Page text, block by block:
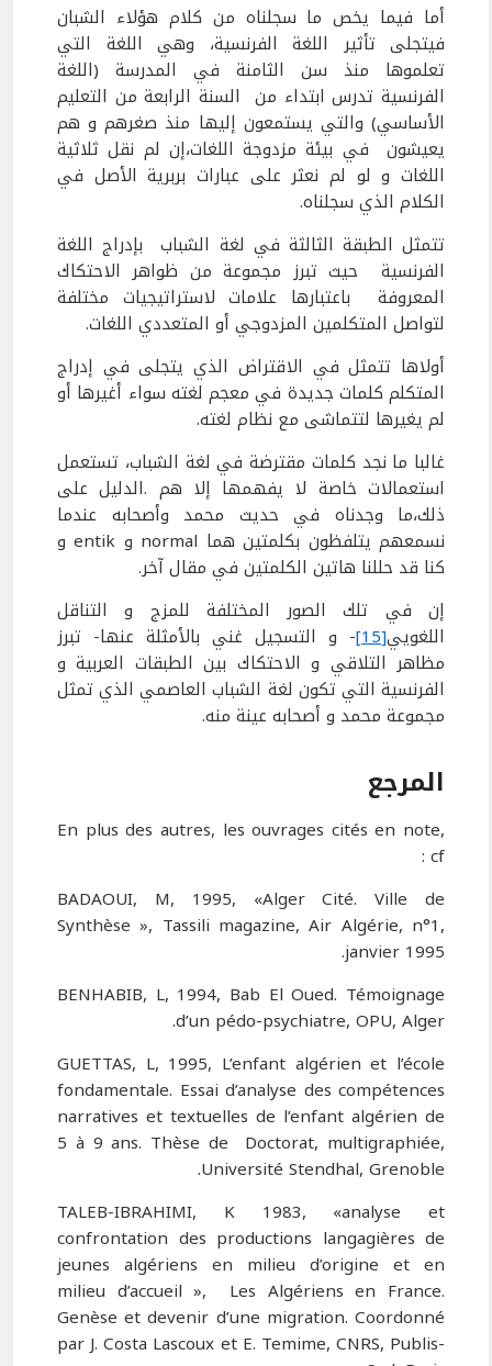
أما فيما يخص ما سجلناه من كلام هؤلاء الشبان
فيتجلى تأثير اللغة الفرنسية، وهي اللغة التي
تعلموها منذ سن الثامنة في المدرسة (اللغة
الفرنسية تدرس ابتداء من السنة الرابعة من التعليم
الأساسي) والتي يستمعون إليها منذ صغرهم و هم
يعيشون في بيئة مزدوجة اللغات،إن لم نقل ثلاثية
اللغات و لو لم نعثر على عبارات بربرية الأصل في
الكلام الذي سجلناه.
تتمثل الطبقة الثالثة في لغة الشباب بإدراج اللغة
الفرنسية حيث تبرز مجموعة من ظواهر الاحتكاك
المعروفة باعتبارها علامات لاستراتيجيات مختلفة
لتواصل المتكلمين المزدوجي أو المتعددي اللغات.
أولاها تتمثل في الاقتراض الذي يتجلى في إدراج
المتكلم كلمات جديدة في معجم لغته سواء أغيرها أو
لم يغيرها لتتماشى مع نظام لغته.
غالبا ما نجد كلمات مقترضة في لغة الشباب، تستعمل
استعمالات خاصة لا يفهمها إلا هم .الدليل على
ذلك،ما وجدناه في حديث محمد وأصحابه عندما
نسمعهم يتلفظون بكلمتين هما normal و entik و
كنا قد حللنا هاتين الكلمتين في مقال آخر.
إن في تلك الصور المختلفة للمزج و التناقل
اللغويي[15]
- و التسجيل غني بالأمثلة عنها- تبرز
مظاهر التلاقي و الاحتكاك بين الطبقات العربية و
الفرنسية التي تكون لغة الشباب العاصمي الذي تمثل
مجموعة محمد و أصحابه عينة منه.
المرجع
En plus des autres, les ouvrages cités en note,
cf :
BADAOUI, M, 1995, «Alger Cité. Ville de
Synthèse », Tassili magazine, Air Algérie, n°1,
janvier 1995.
BENHABIB, L, 1994, Bab El Oued. Témoignage
d’un pédo-psychiatre, OPU, Alger.
GUETTAS, L, 1995, L’enfant algérien et l’école
fondamentale. Essai d’analyse des compétences
narratives et textuelles de l’enfant algérien de
5 à 9 ans. Thèse de Doctorat, multigraphiée,
Université Stendhal, Grenoble.
TALEB-IBRAHIMI, K 1983, «analyse et
confrontation des productions langagières de
jeunes algériens en milieu d’origine et en
milieu d’accueil », Les Algériens en France.
Genèse et devenir d’une migration. Coordonné
par J. Costa Lascoux et E. Temime, CNRS, Publis-